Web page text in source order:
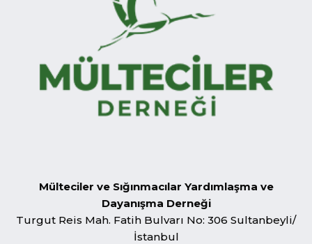
Mülteciler ve Sığınmacılar Yardımlaşma ve
Dayanışma Derneği
Turgut Reis Mah. Fatih Bulvarı No: 306 Sultanbeyli/
İstanbul